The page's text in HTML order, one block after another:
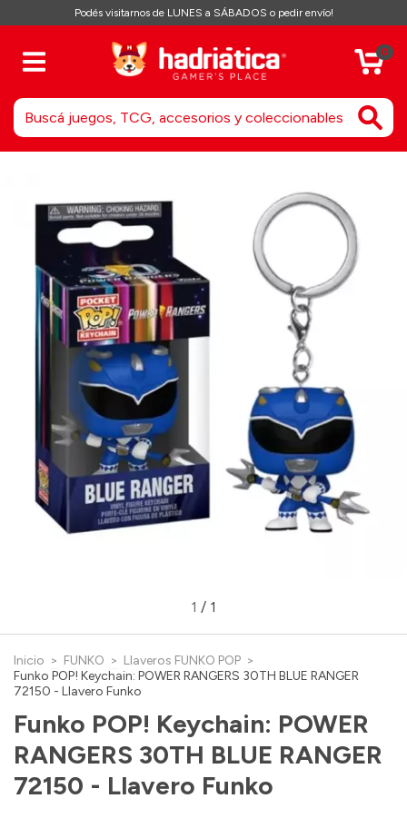
Podés visitarnos de LUNES a SÁBADOS o pedir envío!
0
1 / 1
Inicio > FUNKO > Llaveros FUNKO POP >
Funko POP! Keychain: POWER RANGERS 30TH BLUE RANGER
72150 - Llavero Funko
Funko POP! Keychain: POWER
RANGERS 30TH BLUE RANGER
72150 - Llavero Funko